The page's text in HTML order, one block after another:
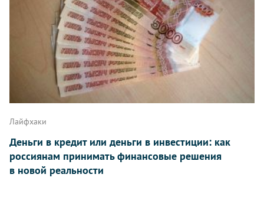
Лайфхаки
Деньги в кредит или деньги в инвестиции: как
россиянам принимать финансовые решения
в новой реальности